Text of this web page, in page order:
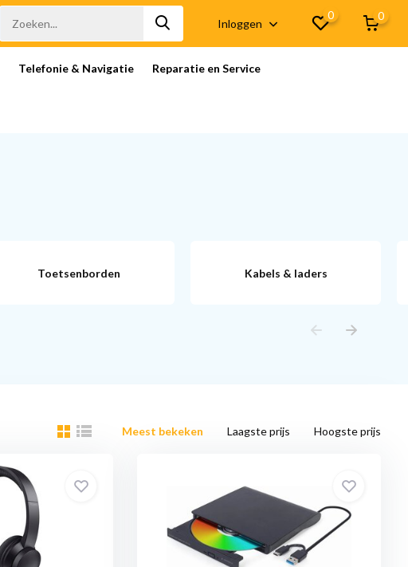
Inloggen
0 0
Telefonie & Navigatie Reparatie en Service
Toetsenborden Kabels & laders
Meest bekeken Laagste prijs Hoogste prijs